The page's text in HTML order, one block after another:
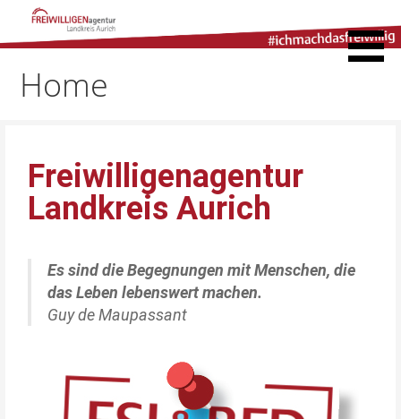
Freiwilligenagentur
Landkreis Aurich
Home
Freiwilligenagentur
Landkreis Aurich
Es sind die Begegnungen mit Menschen, die
das Leben lebenswert machen.
Guy de Maupassant